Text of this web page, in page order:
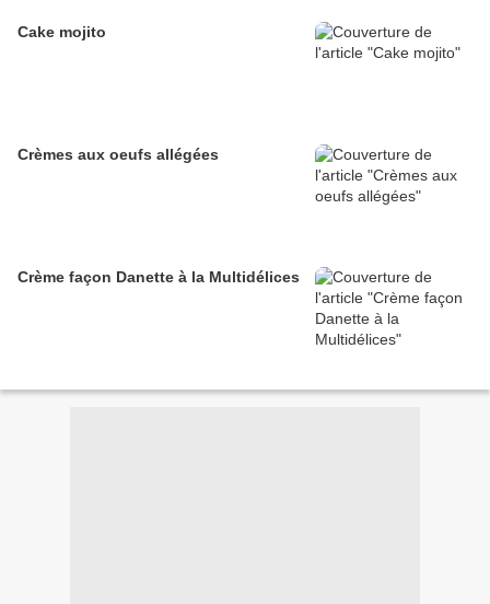
Cake mojito
Crèmes aux oeufs allégées
Crème façon Danette à la Multidélices